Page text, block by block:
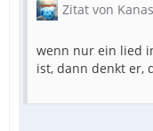
Zitat von
wenn nur ein lied
ist, dann denkt er,